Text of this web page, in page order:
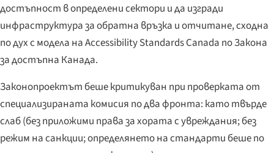
достъпност в определени сектори и да изгради
инфраструктура за обратна връзка и отчитане, сходна
по дух с модела на Accessibility Standards Canada по Закона
за достъпна Канада.
Законопроектът беше критикуван при проверката от
специализираната комисия по два фронта: като твърде
слаб (без приложими права за хората с увреждания; без
режим на санкции; определянето на стандарти беше по